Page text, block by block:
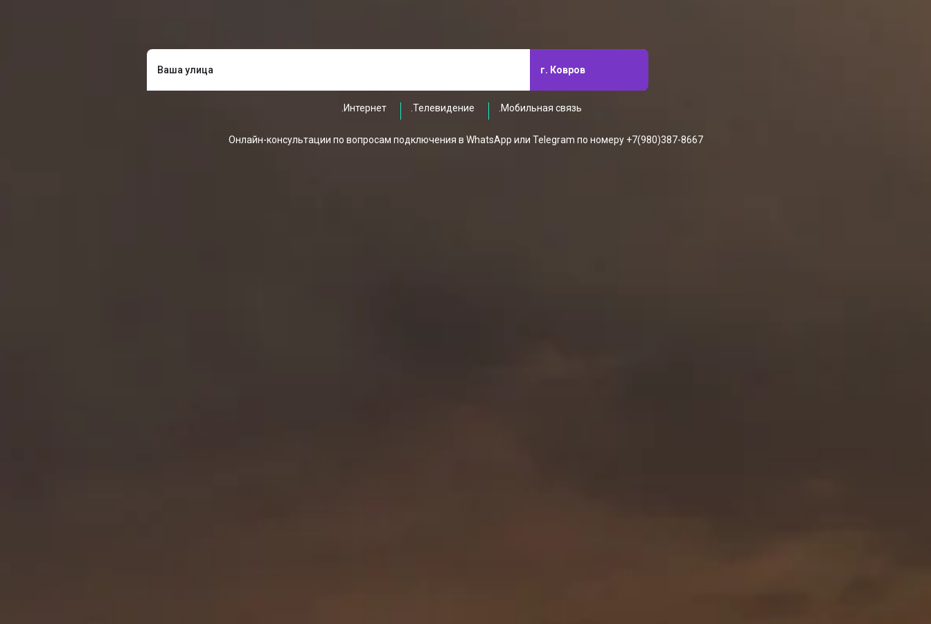
г. Ковров
.Интернет .Телевидение .Мобильная связь
Онлайн-консультации по вопросам подключения в WhatsApp или Telegram по номеру +7(980)387-8667